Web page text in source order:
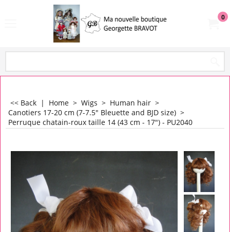
0
<< Back | Home > Wigs > Human hair >
Canotiers 17-20 cm (7-7.5" Bleuette and BJD size) >
Perruque chatain-roux taille 14 (43 cm - 17") - PU2040